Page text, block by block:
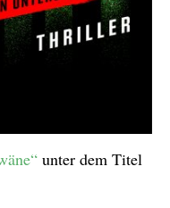
unter dem Titel